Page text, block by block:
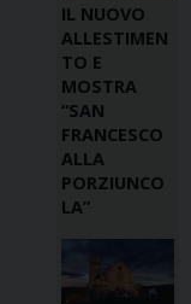
IL NUOVO
ALLESTIMEN
TO E
MOSTRA
“SAN
FRANCESCO
ALLA
PORZIUNCO
LA”